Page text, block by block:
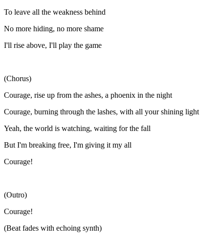
To leave all the weakness behind
No more hiding, no more shame
I'll rise above, I'll play the game
(Chorus)
Courage, rise up from the ashes, a phoenix in the night
Courage, burning through the lashes, with all your shining light
Yeah, the world is watching, waiting for the fall
But I'm breaking free, I'm giving it my all
Courage!
(Outro)
Courage!
(Beat fades with echoing synth)